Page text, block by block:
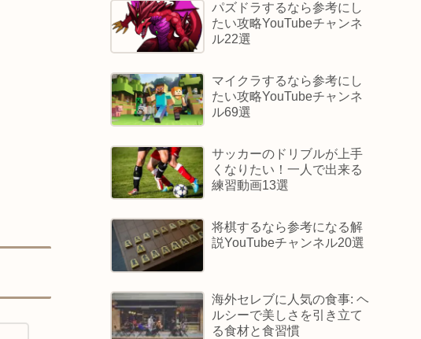
パズドラするなら参考にし
たい攻略YouTubeチャンネ
ル22選
マイクラするなら参考にし
たい攻略YouTubeチャンネ
ル69選
サッカーのドリブルが上手
くなりたい！一人で出来る
練習動画13選
将棋するなら参考になる解
説YouTubeチャンネル20選
海外セレブに人気の食事: ヘ
ルシーで美しさを引き立て
る食材と食習慣